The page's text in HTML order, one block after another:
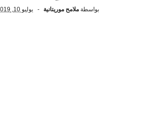
بواسطة ملامح موريتانية يوليو 10, 2019